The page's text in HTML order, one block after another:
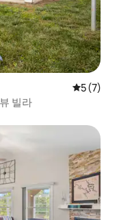
평점 5점
5 (7)
빌라